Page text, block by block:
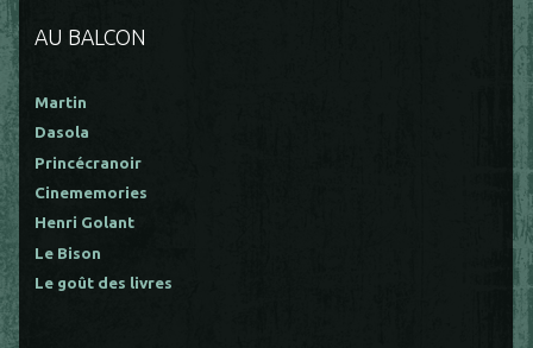
AU BALCON
Martin
Dasola
Princécranoir
Cinememories
Henri Golant
Le Bison
Le goût des livres